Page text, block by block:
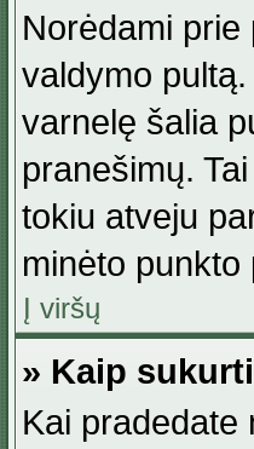
Norėdami
valdymo
varnelę šalia
pranešimų.
tokiu atveju
minėto
Į viršų
» Kaip
Kai pradedate